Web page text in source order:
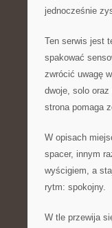
jednocześnie
Ten serwis jest
spakować
zwrócić uwagę
dwoje, solo
strona pomaga
W opisach
spacer, innym
wyścigiem, a
rytm: spokojny.
W tle przewija